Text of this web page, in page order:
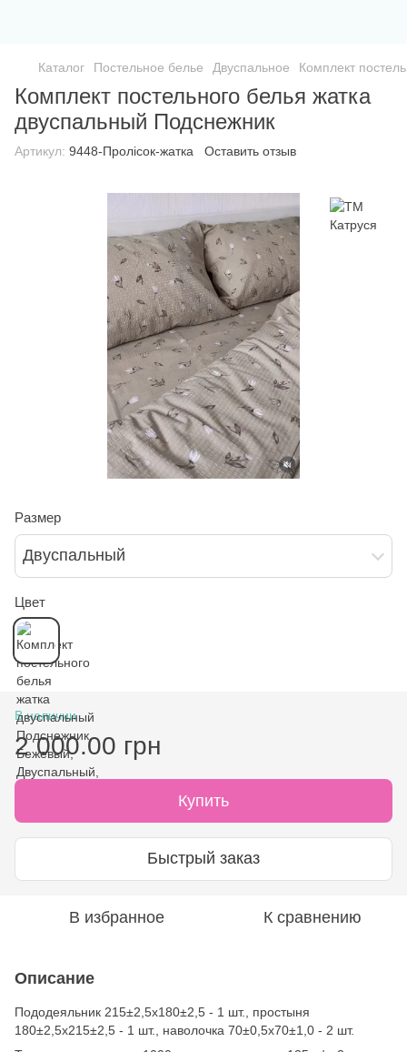
Каталог Постельное белье Двуспальное Комплект
Комплект постельного белья жатка
двуспальный Подснежник
Артикул: 9448-Пролісок-жатка Оставить отзыв
Размер
Двуспальный
Цвет
В наличии
2 000.00 грн
Купить
Быстрый заказ
В избранное К сравнению
Описание
Пододеяльник 215±2,5х180±2,5 - 1 шт., простыня
180±2,5х215±2,5 - 1 шт., наволочка 70±0,5х70±1,0 - 2 шт.